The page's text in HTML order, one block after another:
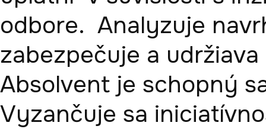
odbore.  Analyzuje
zabezpečuje a
Absolvent je schopný
Vyzančuje sa